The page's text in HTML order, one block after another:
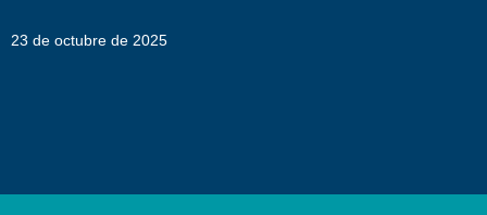
23 de octubre de 2025